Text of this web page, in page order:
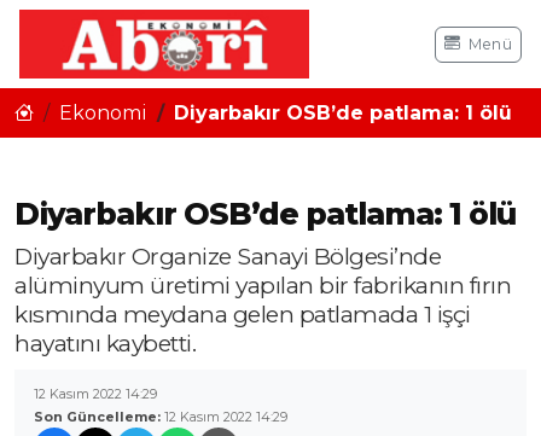
Menü
Ekonomi Diyarbakır OSB’de patlama: 1 ölü
Diyarbakır OSB’de patlama: 1 ölü
Diyarbakır Organize Sanayi Bölgesi’nde
alüminyum üretimi yapılan bir fabrikanın fırın
kısmında meydana gelen patlamada 1 işçi
hayatını kaybetti.
12 Kasım 2022 14:29
Son Güncelleme: 12 Kasım 2022 14:29